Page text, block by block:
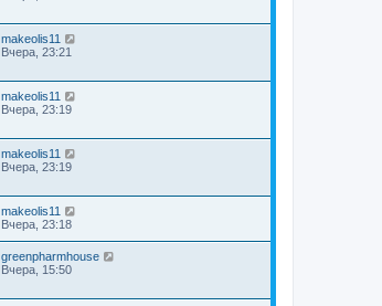
makeolis11
Вчера, 23:21
makeolis11
Вчера, 23:19
makeolis11
Вчера, 23:19
makeolis11
Вчера, 23:18
greenpharmhouse
Вчера, 15:50